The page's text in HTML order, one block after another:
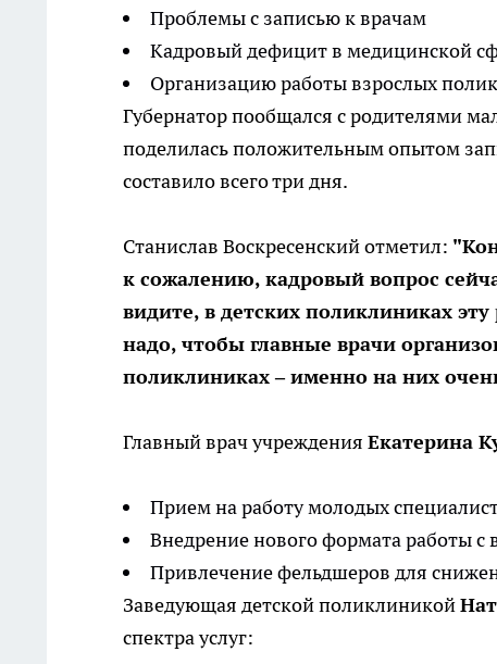
Проблемы с записью к врачам
Кадровый дефицит в медицинской
Организацию работы взрослых
Губернатор пообщался с родителями
поделилась положительным опытом
составило всего три дня.
Станислав Воскресенский отметил:
к сожалению, кадровый вопрос
видите, в детских поликлиниках
надо, чтобы главные врачи
поликлиниках – именно на них
Главный врач учреждения Екатерина
Прием на работу молодых
Внедрение нового формата работы с
Привлечение фельдшеров для
Заведующая детской поликлиникой
спектра услуг: